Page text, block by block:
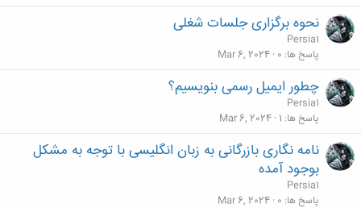
نحوه برگزاری جلسات شغلی
Persia1
پاسخ ها 0
Mar 6, 2024
چطور ایمیل رسمی بنویسیم؟
Persia1
پاسخ ها 1
Mar 6, 2024
نامه نگاری بازرگانی به زبان انگلیسی با توجه به مشکل
بوجود آمده
Persia1
پاسخ ها 0
Mar 6, 2024